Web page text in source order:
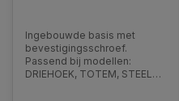
Ingebouwde basis met
bevestigingsschroef.
Passend bij modellen:
DRIEHOEK, TOTEM, STEELO,